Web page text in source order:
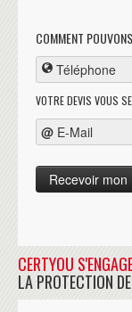
COMMENT
Téléphone
VOTRE DEVIS VOUS
@ E-Mail
CERTYOU
LA PROTECTION